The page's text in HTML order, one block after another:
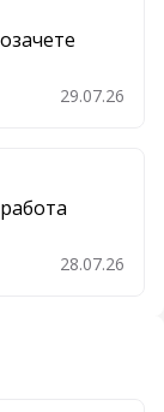
29.07.26
28.07.26